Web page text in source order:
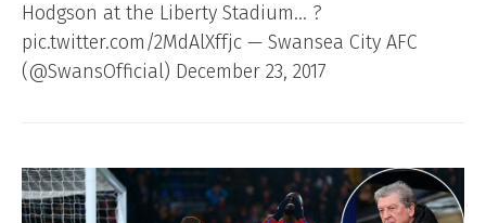
Hodgson at the Liberty Stadium… ?
pic.twitter.com/2MdAlXffjc — Swansea City AFC
(@SwansOfficial) December 23, 2017